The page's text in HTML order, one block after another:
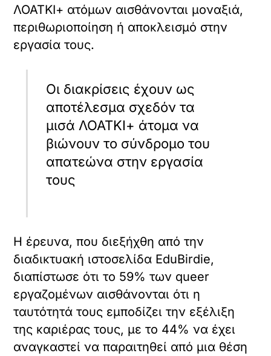
ΛΟΑΤΚΙ+ ατόμων αισθάνονται μοναξιά,
περιθωριοποίηση ή αποκλεισμό στην
εργασία τους.
Οι διακρίσεις έχουν ως
αποτέλεσμα σχεδόν τα
μισά ΛΟΑΤΚΙ+ άτομα να
βιώνουν το σύνδρομο του
απατεώνα στην εργασία
τους
Η έρευνα, που διεξήχθη από την
διαδικτυακή ιστοσελίδα EduBirdie,
διαπίστωσε ότι το 59% των queer
εργαζομένων αισθάνονται ότι η
ταυτότητά τους εμποδίζει την εξέλιξη
της καριέρας τους, με το 44% να έχει
αναγκαστεί να παραιτηθεί από μια θέση